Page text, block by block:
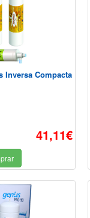
Inversa Compacta
41,11€